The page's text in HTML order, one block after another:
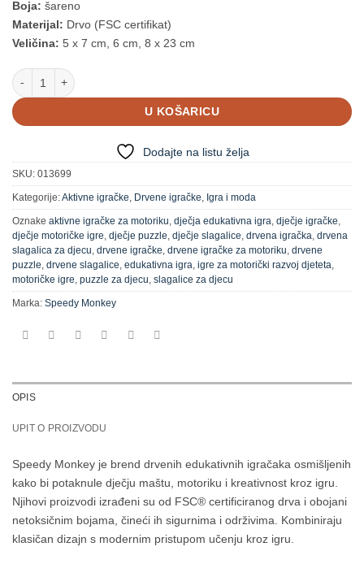
Boja: šareno
Materijal: Drvo (FSC certifikat)
Veličina: 5 x 7 cm, 6 cm, 8 x 23 cm
Speedy Monkey - Drvena kutija za igranje količina
U KOŠARICU
Dodajte na listu želja
SKU: 013699
Kategorije:Aktivne igračke Drvene igračke Igra i moda
Oznake aktivne igračke za motoriku dječja edukativna igra dječje igračke
dječje motoričke igre dječje puzzle dječje slagalice drvena igračka drvena
slagalica za djecu drvene igračke drvene igračke za motoriku drvene
puzzle drvene slagalice edukativna igra igre za motorički razvoj djeteta
motoričke igre puzzle za djecu slagalice za djecu
Marka: Speedy Monkey
OPIS
UPIT O PROIZVODU
Speedy Monkey je brend drvenih edukativnih igračaka osmišljenih
kako bi potaknule dječju maštu, motoriku i kreativnost kroz igru.
Njihovi proizvodi izrađeni su od FSC® certificiranog drva i obojani
netoksičnim bojama, čineći ih sigurnima i održivima. Kombiniraju
klasičan dizajn s modernim pristupom učenju kroz igru.